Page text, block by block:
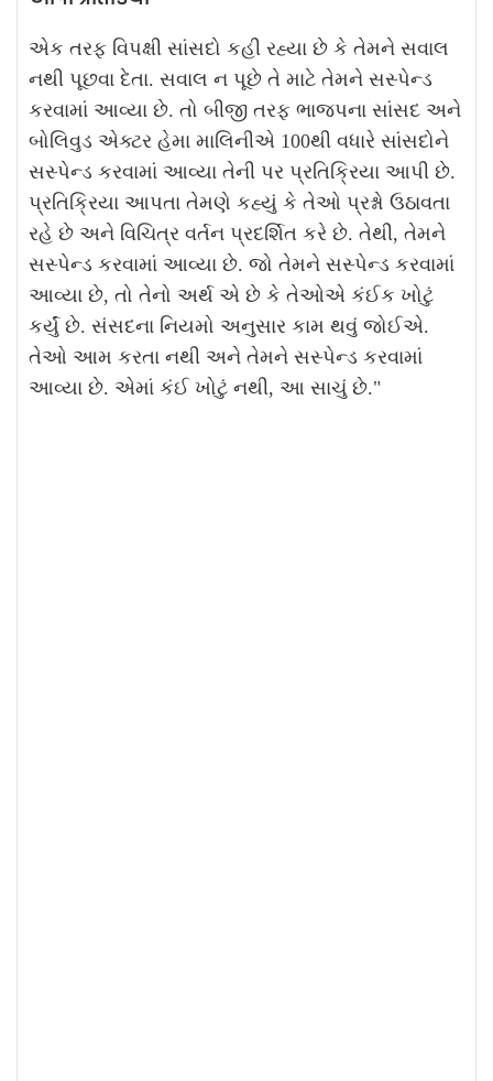
એક તરફ વિપક્ષી સાંસદો કહી રહ્યા છે કે તેમને સવાલ
નથી પૂછવા દેતા. સવાલ ન પૂછે તે માટે તેમને સસ્પેન્ડ
કરવામાં આવ્યા છે. તો બીજી તરફ ભાજપના સાંસદ અને
બોલિવુડ એક્ટર હેમા માલિનીએ 100થી વધારે સાંસદોને
સસ્પેન્ડ કરવામાં આવ્યા તેની પર પ્રતિક્રિયા આપી છે.
પ્રતિક્રિયા આપતા તેમણે કહ્યું કે તેઓ પ્રશ્નો ઉઠાવતા
રહે છે અને વિચિત્ર વર્તન પ્રદર્શિત કરે છે. તેથી, તેમને
સસ્પેન્ડ કરવામાં આવ્યા છે. જો તેમને સસ્પેન્ડ કરવામાં
આવ્યા છે, તો તેનો અર્થ એ છે કે તેઓએ કંઈક ખોટું
કર્યું છે. સંસદના નિયમો અનુસાર કામ થવું જોઈએ.
તેઓ આમ કરતા નથી અને તેમને સસ્પેન્ડ કરવામાં
આવ્યા છે. એમાં કંઈ ખોટું નથી, આ સાચું છે."